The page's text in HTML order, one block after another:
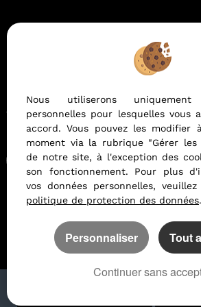
Politique de protection des
Gérer les cookies
Notre barème d'honoraires
Afin de vous offrir un confort de
votre PC, votre tablette ou votre
s'adapte automatiquement aux
Création site
Nous utiliserons
personnelles pour lesquelles vous
accord. Vous pouvez les modifier
moment via la rubrique "Gérer les
de notre site, à l'exception des
son fonctionnement. Pour plus
vos données personnelles,
politique de protection des données.
Personnaliser Tout
Continuer sans